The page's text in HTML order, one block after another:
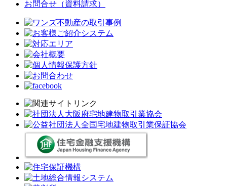
お問合せ（資料請求）